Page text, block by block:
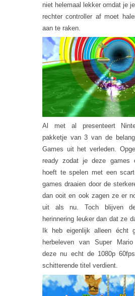
niet helemaal lekker omdat je
rechter controller af moet
aan te raken.
Al met al presenteert
pakketje van 3 van de
Games uit het verleden.
ready zodat je deze games
hoeft te spelen met een
games draaien door de
dan ooit en ook zagen ze er
uit als nu. Toch blijven
herinnering leuker dan dat ze
Ik heb eigenlijk alleen écht
herbeleven van Super
deze nu echt de 1080p
schitterende titel verdient.